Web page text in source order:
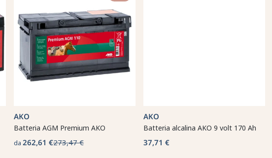
AKO
Batteria AGM Premium AKO
da 262,61 €273,47 €
AKO
Batteria alcalina AKO 9 volt 170 Ah
37,71 €